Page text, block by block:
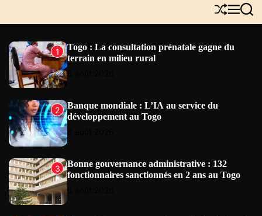
E
W
S
S
h
f
M
e
S
e
1
Togo : La consultation prénatale gagne du
terrain en milieu rural
2
Banque mondiale : L’IA au service du
développement au Togo
3
Bonne gouvernance administrative : 132
fonctionnaires sanctionnés en 2 ans au Togo